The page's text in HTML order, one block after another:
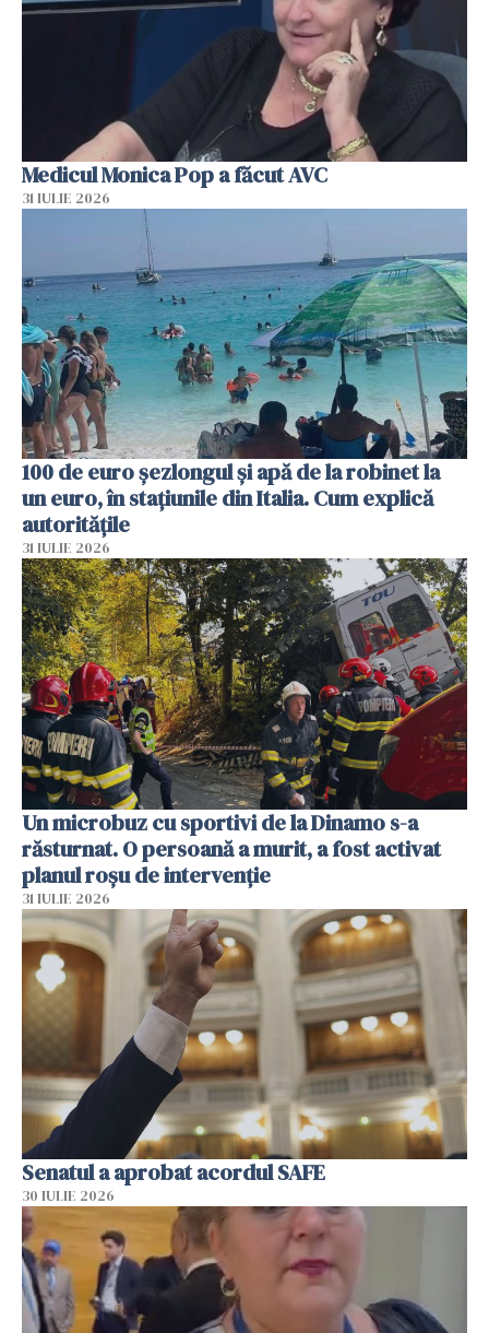
Medicul Monica Pop a făcut AVC
31 IULIE 2026
100 de euro șezlongul și apă de la robinet la
un euro, în stațiunile din Italia. Cum explică
autoritățile
31 IULIE 2026
Un microbuz cu sportivi de la Dinamo s-a
răsturnat. O persoană a murit, a fost activat
planul roșu de intervenție
31 IULIE 2026
Senatul a aprobat acordul SAFE
30 IULIE 2026